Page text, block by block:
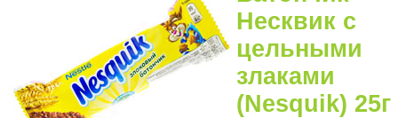
Несквик с
цельными
злаками
(Nesquik) 25г